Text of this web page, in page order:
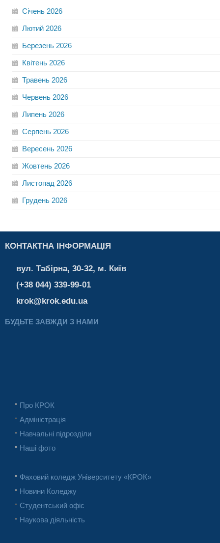
Січень 2026
Лютий 2026
Березень 2026
Квітень 2026
Травень 2026
Червень 2026
Липень 2026
Серпень 2026
Вересень 2026
Жовтень 2026
Листопад 2026
Грудень 2026
КОНТАКТНА ІНФОРМАЦІЯ
вул. Табірна, 30-32, м. Київ
(+38 044) 339-99-01
krok@krok.edu.ua
БУДЬТЕ ЗАВЖДИ З НАМИ
Про КРОК
Адміністрація
Навчальні підрозділи
Наші фото
Фаховий коледж Університету «КРОК»
Новини Коледжу
Студентський офіс
Наукова діяльність